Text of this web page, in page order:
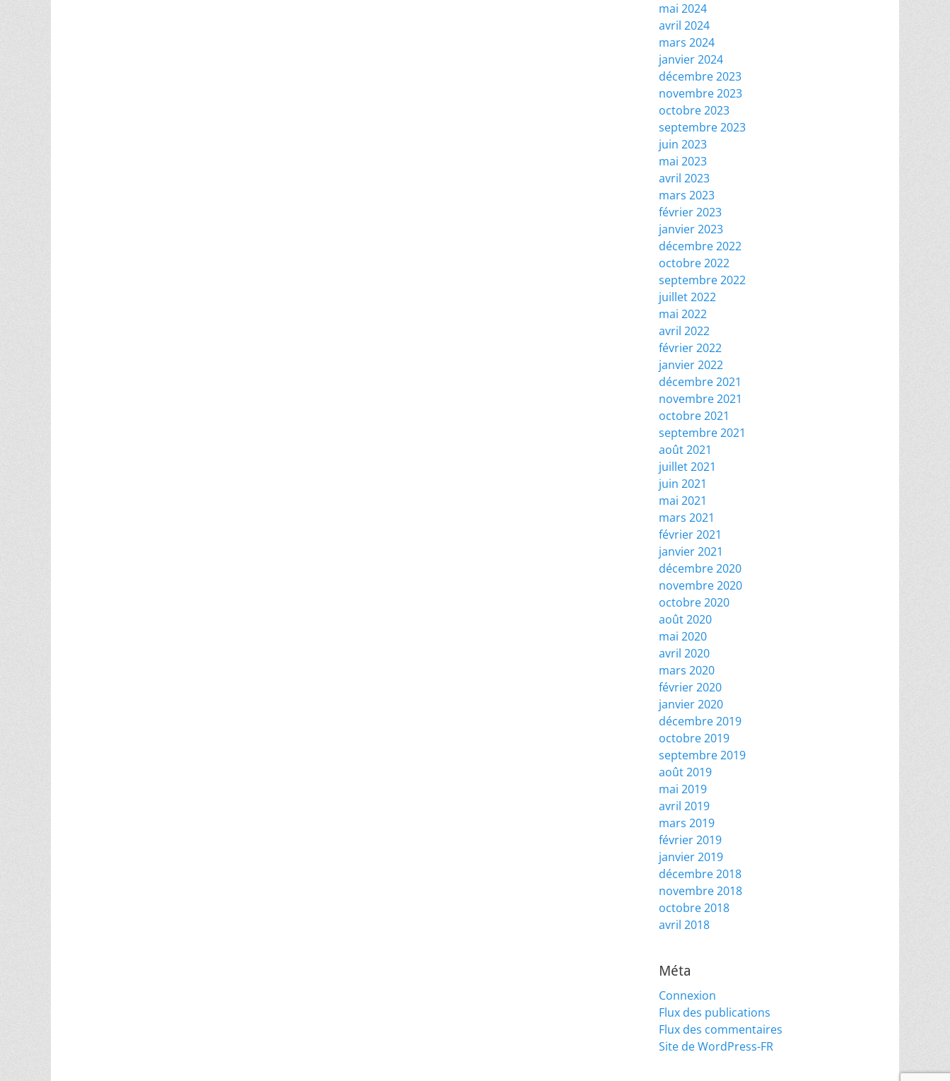
mai 2024
avril 2024
mars 2024
janvier 2024
décembre 2023
novembre 2023
octobre 2023
septembre 2023
juin 2023
mai 2023
avril 2023
mars 2023
février 2023
janvier 2023
décembre 2022
octobre 2022
septembre 2022
juillet 2022
mai 2022
avril 2022
février 2022
janvier 2022
décembre 2021
novembre 2021
octobre 2021
septembre 2021
août 2021
juillet 2021
juin 2021
mai 2021
mars 2021
février 2021
janvier 2021
décembre 2020
novembre 2020
octobre 2020
août 2020
mai 2020
avril 2020
mars 2020
février 2020
janvier 2020
décembre 2019
octobre 2019
septembre 2019
août 2019
mai 2019
avril 2019
mars 2019
février 2019
janvier 2019
décembre 2018
novembre 2018
octobre 2018
avril 2018
Méta
Connexion
Flux des publications
Flux des commentaires
Site de WordPress-FR